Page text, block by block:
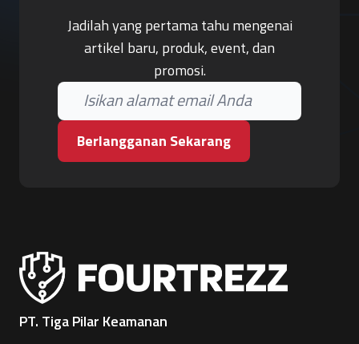
Jadilah yang pertama tahu mengenai
artikel baru, produk, event, dan
promosi.
Berlangganan Sekarang
PT. Tiga Pilar Keamanan